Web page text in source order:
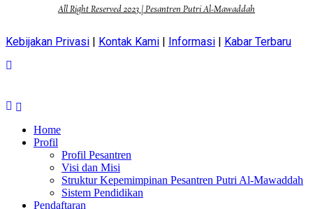
All Right Reserved 2023 | Pesantren Putri Al-Mawaddah
Kebijakan Privasi | Kontak Kami | Informasi | Kabar Terbaru
Home
Profil
Profil Pesantren
Visi dan Misi
Struktur Kepemimpinan Pesantren Putri Al-Mawaddah
Sistem Pendidikan
Pendaftaran